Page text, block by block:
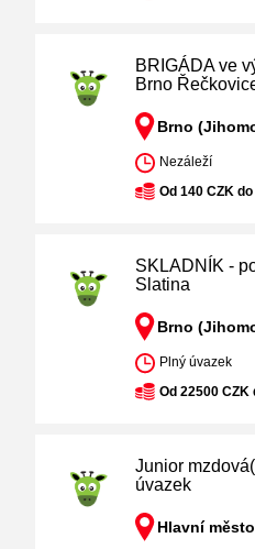
BRIGÁDA ve
Brno
Brno
Nezáleží
Od 140 CZK
SKLADNÍK -
Slatina
Brno
Plný úvazek
Od 22500 CZK
Junior
úvazek
Hlavní